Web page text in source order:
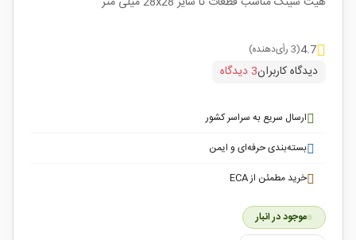
4.7(3 رأی‌دهنده)
دیدگاه کاربران3 دیدگاه
ارسال سریع به سراسر کشور
بسته‌بندی حرفه‌ای و ایمن
خرید مطمئن از ECA
موجود در انبار